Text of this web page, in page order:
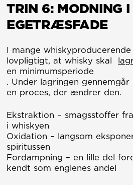
TRIN 6: MODNING I
EGETRÆSFADE
I mange
lovpligtigt, at whisky skal
en minimumsperiode
. Under lagringen gennemgår
en proces, der ændrer den.
Ekstraktion – smagsstoffer
i whiskyen
Oxidation – langsom
spiritussen
Fordampning – en lille del
kendt som englenes andel